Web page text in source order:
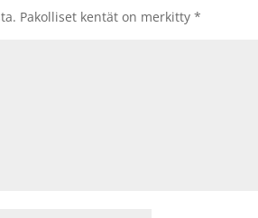
Pakolliset kentät on merkitty*